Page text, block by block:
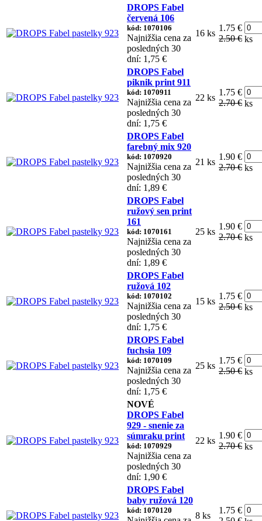
DROPS Fabel
červená 106
kód: 1070106
Najnižšia cena za
posledných 30
dní: 1,75 €
16 ks
1.75 €
2.50 € ks
DROPS Fabel
piknik print 911
kód: 1070911
Najnižšia cena za
posledných 30
dní: 1,75 €
22 ks
1.75 €
2.70 € ks
DROPS Fabel
farebný mix 920
kód: 1070920
Najnižšia cena za
posledných 30
dní: 1,89 €
21 ks
1.90 €
2.70 € ks
DROPS Fabel
ružový sen print
161
kód: 1070161
Najnižšia cena za
posledných 30
dní: 1,89 €
25 ks
1.90 €
2.70 € ks
DROPS Fabel
ružová 102
kód: 1070102
Najnižšia cena za
posledných 30
dní: 1,75 €
15 ks
1.75 €
2.50 € ks
DROPS Fabel
fuchsia 109
kód: 1070109
Najnižšia cena za
posledných 30
dní: 1,75 €
25 ks
1.75 €
2.50 € ks
NOVÉ
DROPS Fabel
929 - snenie za
súmraku print
kód: 1070929
Najnižšia cena za
posledných 30
dní: 1,90 €
22 ks
1.90 €
2.70 € ks
DROPS Fabel
baby ružová 120
kód: 1070120
8 ks
1.75 €